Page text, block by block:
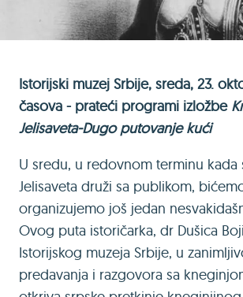
Istorijski muzej Srbije, sreda, 23.
časova - prateći programi izložbe
Jelisaveta-Dugo putovanje kući
U sredu, u redovnom terminu kada
Jelisaveta druži sa publikom,
organizujemo još jedan
Ovog puta istoričarka, dr Dušica
Istorijskog muzeja Srbije, u
predavanja i razgovora sa